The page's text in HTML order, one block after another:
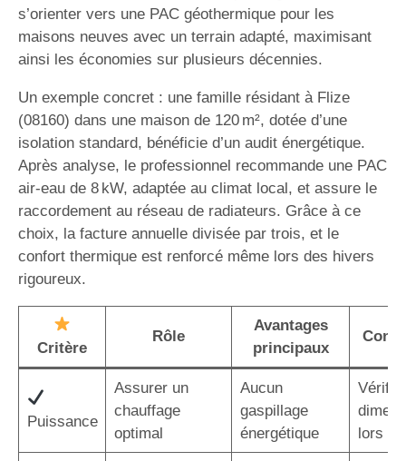
s’orienter vers une PAC géothermique pour les
maisons neuves avec un terrain adapté, maximisant
ainsi les économies sur plusieurs décennies.
Un exemple concret : une famille résidant à Flize
(08160) dans une maison de 120 m², dotée d’une
isolation standard, bénéficie d’un audit énergétique.
Après analyse, le professionnel recommande une PAC
air-eau de 8 kW, adaptée au climat local, et assure le
raccordement au réseau de radiateurs. Grâce à ce
choix, la facture annuelle divisée par trois, et le
confort thermique est renforcé même lors des hivers
rigoureux.
Critère
Rôle
Avantages
principaux
Puissance
Assurer un
chauffage
optimal
Aucun
gaspillage
énergétique
lors de